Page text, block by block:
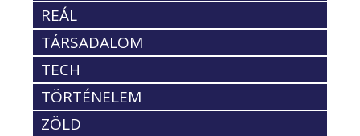
REÁL
TÁRSADALOM
TECH
TÖRTÉNELEM
ZÖLD